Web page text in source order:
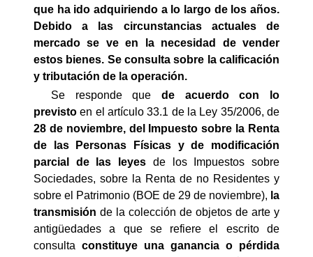
que ha ido adquiriendo a lo largo de los años.
Debido a las circunstancias actuales de
mercado se ve en la necesidad de vender
estos bienes. Se consulta sobre la calificación
y tributación de la operación.
Se responde que  de acuerdo con lo
previstoen el artículo 33.1 de la Ley 35/2006, de
28 de noviembre, del Impuesto sobre la Renta
de las Personas Físicas y de modificación
parcial de las leyes de los Impuestos sobre
Sociedades, sobre la Renta de no Residentes y
sobre el Patrimonio (BOE de 29 de noviembre), la
transmisión de la colección de objetos de arte y
antigüedades a que se refiere el escrito de
consulta constituye una ganancia o pérdida